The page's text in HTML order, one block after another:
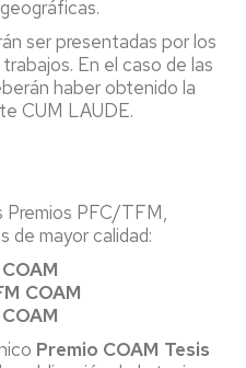
ser presentadas por los
En el caso de las
haber obtenido la
CUM LAUDE.
Premios PFC/TFM,
de mayor calidad:
COAM
Premio COAM Tesis